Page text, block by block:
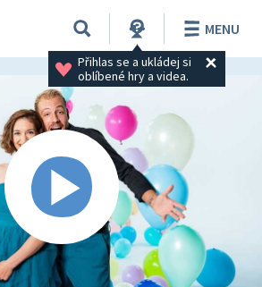
Přihlas se a ukládej si
oblíbené hry a videa.
MENU